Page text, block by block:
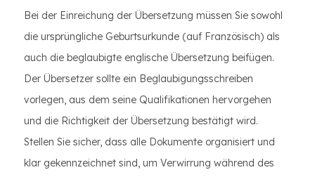
Bei der Einreichung der Übersetzung müssen Sie sowohl
die ursprüngliche Geburtsurkunde (auf Französisch) als
auch die beglaubigte englische Übersetzung beifügen.
Der Übersetzer sollte ein Beglaubigungsschreiben
vorlegen, aus dem seine Qualifikationen hervorgehen
und die Richtigkeit der Übersetzung bestätigt wird.
Stellen Sie sicher, dass alle Dokumente organisiert und
klar gekennzeichnet sind, um Verwirrung während des